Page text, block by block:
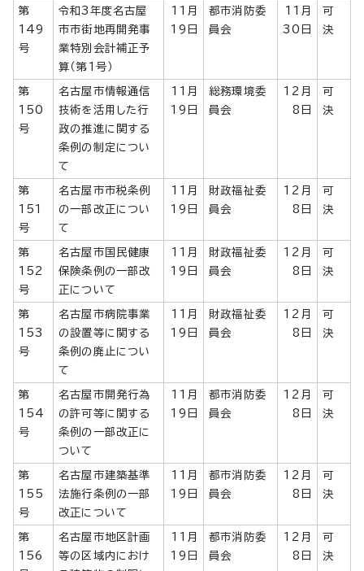
第
149
号
令和3年度名古屋
市市街地再開発事
業特別会計補正予
算（第1号）
11月
19日
都市消防委
員会
11月
30日
可
決
第
150
号
名古屋市情報通信
技術を活用した行
政の推進に関する
条例の制定につい
て
11月
19日
総務環境委
員会
12月
8日
可
決
第
151
号
名古屋市市税条例
の一部改正につい
て
11月
19日
財政福祉委
員会
12月
8日
可
決
第
152
号
名古屋市国民健康
保険条例の一部改
正について
11月
19日
財政福祉委
員会
12月
8日
可
決
第
153
号
名古屋市病院事業
の設置等に関する
条例の廃止につい
て
11月
19日
財政福祉委
員会
12月
8日
可
決
第
154
号
名古屋市開発行為
の許可等に関する
条例の一部改正に
ついて
11月
19日
都市消防委
員会
12月
8日
可
決
第
155
号
名古屋市建築基準
法施行条例の一部
改正について
11月
19日
都市消防委
員会
12月
8日
可
決
第
156
名古屋市地区計画
等の区域内におけ
11月
19日
都市消防委
員会
12月
8日
可
決